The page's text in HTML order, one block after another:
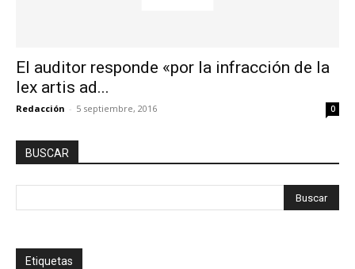
El auditor responde «por la infracción de la
lex artis ad...
Redacción - 5 septiembre, 2016 0
BUSCAR
Etiquetas